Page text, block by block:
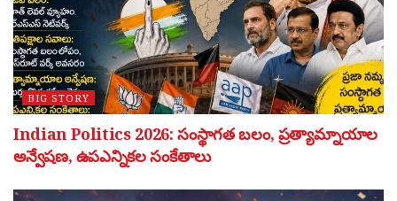
BIG STORY
Indian Politics 2026: సంస్థాగత బలం, ప్రత్యామ్నాయాల
అన్వేషణ, ఉపఎన్నికల సంకేతాలు